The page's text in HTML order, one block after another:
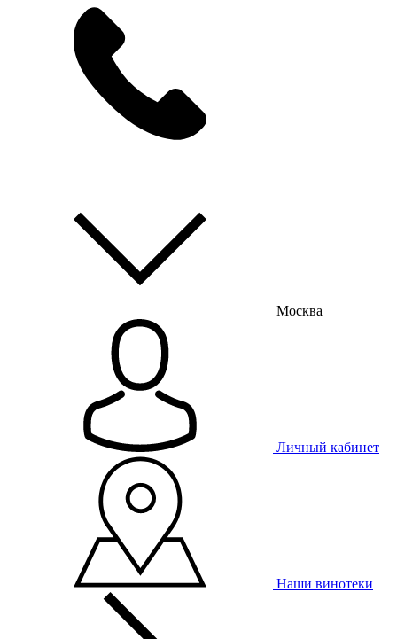
Москва
Личный кабинет
Наши винотеки